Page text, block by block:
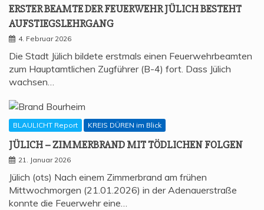
ERS­TER BEAM­TE DER FEU­ER­WEHR JÜLICH BESTEHT
AUFSTIEGSLEHRGANG
4. Februar 2026
Die Stadt Jülich bildete erstmals einen Feuerwehrbeamten
zum Hauptamtlichen Zugführer (B-4) fort. Dass Jülich
wachsen…
BLAULICHT Report KREIS DÜREN im Blick
JÜLICH – ZIM­MER­BRAND MIT TÖD­LI­CHEN FOLGEN
21. Januar 2026
Jülich (ots) Nach einem Zimmerbrand am frühen
Mittwochmorgen (21.01.2026) in der Adenauerstraße
konnte die Feuerwehr eine…